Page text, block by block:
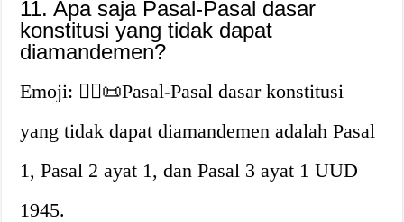
11. Apa saja Pasal-Pasal dasar
konstitusi yang tidak dapat
diamandemen?
Emoji: 🙅‍♂️📜Pasal-Pasal dasar konstitusi
yang tidak dapat diamandemen adalah Pasal
1, Pasal 2 ayat 1, dan Pasal 3 ayat 1 UUD
1945.